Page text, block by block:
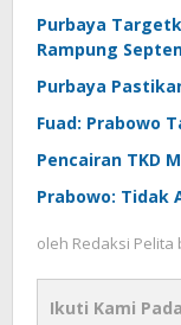
Purbaya
Rampung
Purbaya
Fuad: Prabowo
Pencairan TKD
Prabowo: Tidak
oleh Redaksi Pelita
Ikuti Kami Pada